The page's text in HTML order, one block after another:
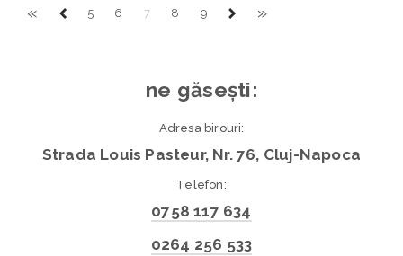
« 5 6 7 8 9 »
ne găsești:
Adresa birouri:
Strada Louis Pasteur, Nr. 76, Cluj-Napoca
Telefon:
0758 117 634
0264 256 533